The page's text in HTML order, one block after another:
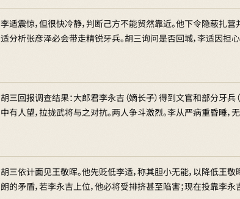
李适震惊，但很快冷静，判断己方不能贸然靠近。他下令隐蔽扎
适分析张彦泽必会带走精锐牙兵。胡三询问是否回城，李适因
胡三回报调查结果：大郎君李永吉（嫡长子）得到文官和部分牙
中有人望，拉拢武将与之对抗。两人争斗激烈。李从严病重昏睡
胡三依计面见王敬晖。他先贬低李适，称其胆小无能，以降低王
朗的矛盾，若李永吉上位，他必将受排挤甚至陷害；现在投靠李